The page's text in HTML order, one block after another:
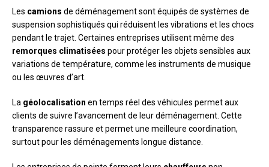
Les camions de déménagement sont équipés de systèmes de
suspension sophistiqués qui réduisent les vibrations et les chocs
pendant le trajet. Certaines entreprises utilisent même des
remorques climatisées pour protéger les objets sensibles aux
variations de température, comme les instruments de musique
ou les œuvres d’art.
La géolocalisation en temps réel des véhicules permet aux
clients de suivre l’avancement de leur déménagement. Cette
transparence rassure et permet une meilleure coordination,
surtout pour les déménagements longue distance.